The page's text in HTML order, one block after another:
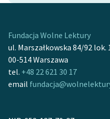
Fundacja Wolne Lektury
ul. Marszałkowska 84/92 lok.
00-514 Warszawa
tel. +48 22 621 30 17
email